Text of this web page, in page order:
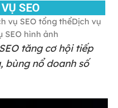
SEO
vụ SEO tổng thểDịch vụ
SEO hình ảnh
tăng cơ hội tiếp
bùng nổ doanh số